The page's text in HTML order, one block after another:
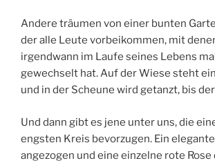
Andere träumen von einer bunten
der alle Leute vorbeikommen, mit
irgendwann im Laufe seines Lebens
gewechselt hat. Auf der Wiese steht
und in der Scheune wird getanzt, bis
Und dann gibt es jene unter uns, die
engsten Kreis bevorzugen. Ein
angezogen und eine einzelne rote Rose